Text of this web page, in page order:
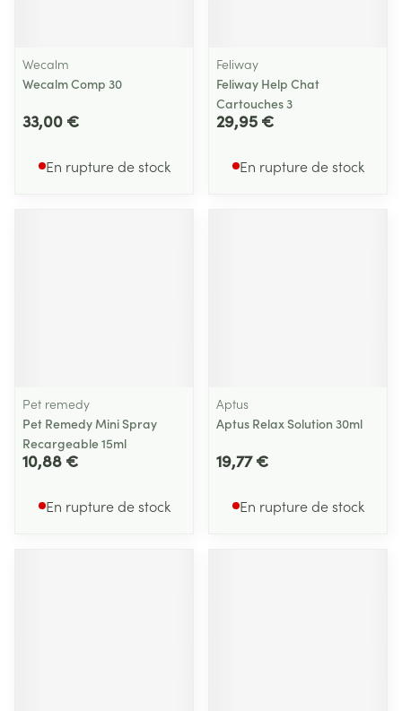
Wecalm
Wecalm Comp 30
33,00 €
En rupture de stock
Feliway
Feliway Help Chat
Cartouches 3
29,95 €
En rupture de stock
Pet remedy
Pet Remedy Mini Spray
Recargeable 15ml
10,88 €
En rupture de stock
Aptus
Aptus Relax Solution 30ml
19,77 €
En rupture de stock